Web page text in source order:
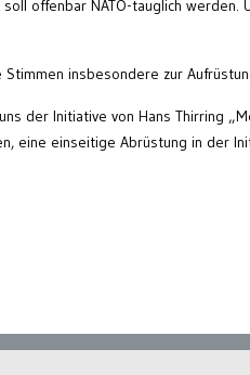
offenbar NATO-tauglich
insbesondere zur
der Initiative von Hans Thirring
eine einseitige Abrüstung in der